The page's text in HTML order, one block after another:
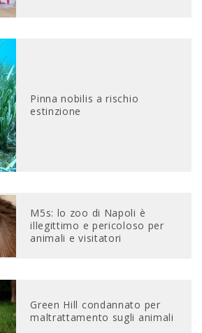
Pinna nobilis a rischio
estinzione
M5s: lo zoo di Napoli è
illegittimo e pericoloso per
animali e visitatori
Green Hill condannato per
maltrattamento sugli animali